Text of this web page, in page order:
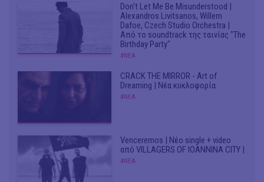
Don't Let Me Be Misunderstood |
Alexandros Livitsanos, Willem
Dafoe, Czech Studio Orchestra |
Από το soundtrack της ταινίας "The
Birthday Party"
#ΝΕΑ
CRACK THE MIRROR - Art of
Dreaming | Νέα κυκλοφορία
#ΝΕΑ
Venceremos | Νέο single + video
από VILLAGERS OF IOANNINA CITY |
#ΝΕΑ